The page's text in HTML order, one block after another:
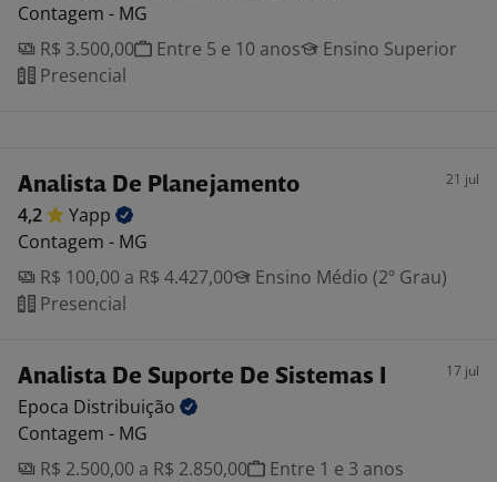
Contagem - MG
R$ 3.500,00
Entre 5 e 10 anos
Ensino Superior
Presencial
Analista De Planejamento 21 jul
4,2
Yapp
Contagem - MG
R$ 100,00 a R$ 4.427,00
Ensino Médio (2º Grau)
Presencial
Analista De Suporte De Sistemas I 17 jul
Epoca Distribuição
Contagem - MG
R$ 2.500,00 a R$ 2.850,00
Entre 1 e 3 anos